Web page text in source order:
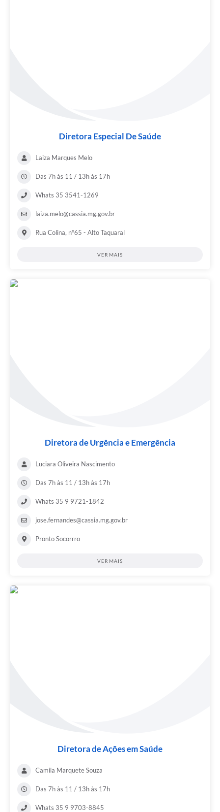
Diretora Especial De Saúde
Laiza Marques Melo
Das 7h às 11 / 13h às 17h
Whats 35 3541-1269
laiza.melo@cassia.mg.gov.br
Rua Colina, n°65 - Alto Taquaral
VER MAIS
Diretora de Urgência e Emergência
Luciara Oliveira Nascimento
Das 7h às 11 / 13h às 17h
Whats 35 9 9721-1842
jose.fernandes@cassia.mg.gov.br
Pronto Socorrro
VER MAIS
Diretora de Ações em Saúde
Camila Marquete Souza
Das 7h às 11 / 13h às 17h
Whats 35 9 9703-8845